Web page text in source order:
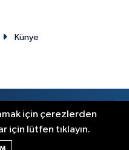
Künye
2024. Her hakkı saklıdır.
için çerezlerden
için lütfen tıklayın.